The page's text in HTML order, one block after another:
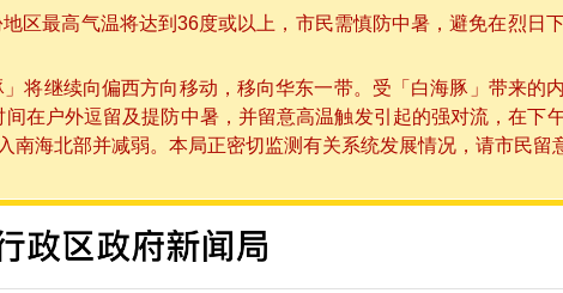
区最高气温将达到36度或以上，市民需慎防中暑，避免在烈日
将继续向偏西方向移动，移向华东一带。受「白海豚」带来的
在户外逗留及提防中暑，并留意高温触发引起的强对流，在下
南海北部并减弱。本局正密切监测有关系统发展情况，请市民